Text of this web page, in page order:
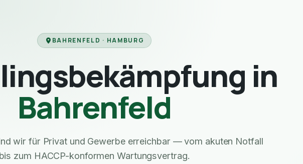
BAHRENFELD · HAMBURG
in
Bahrenfeld
wir für Privat und Gewerbe erreichbar — vom akuten Notfall
bis zum HACCP-konformen Wartungsvertrag.